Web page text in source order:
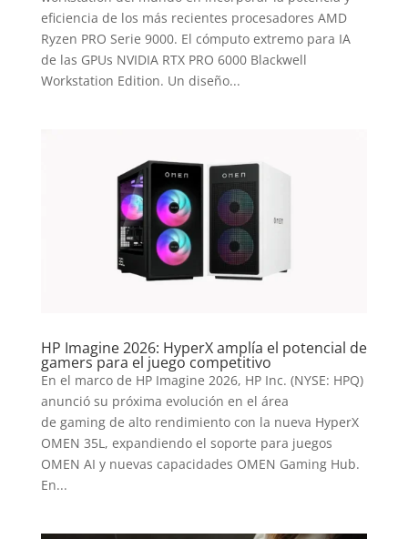
eficiencia de los más recientes procesadores AMD
Ryzen PRO Serie 9000. El cómputo extremo para IA
de las GPUs NVIDIA RTX PRO 6000 Blackwell
Workstation Edition. Un diseño...
HP Imagine 2026: HyperX amplía el potencial de
gamers para el juego competitivo
En el marco de HP Imagine 2026, HP Inc. (NYSE: HPQ)
anunció su próxima evolución en el área
de gaming de alto rendimiento con la nueva HyperX
OMEN 35L, expandiendo el soporte para juegos
OMEN AI y nuevas capacidades OMEN Gaming Hub.
En...